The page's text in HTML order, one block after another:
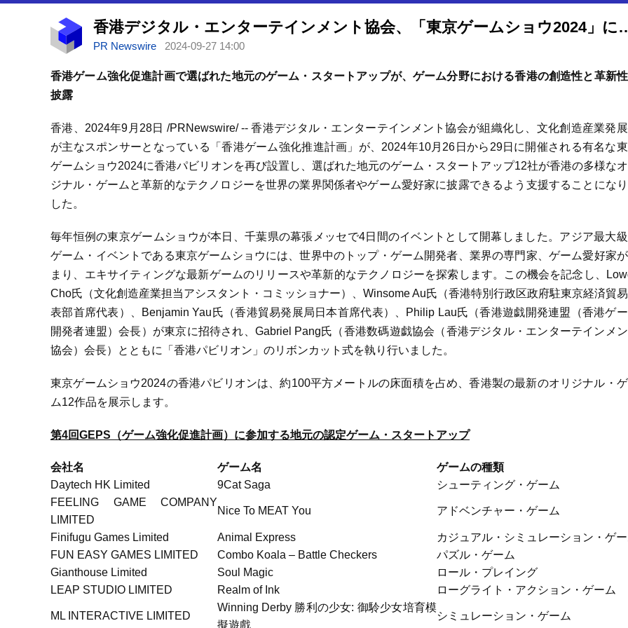
香港デジタル・エンターテインメント協会
PR Newswire 2024-09-27 14:00
香港ゲーム強化促進計画で選ばれた地元のゲーム・スタートアップが、ゲーム分野における香港の創造性と革新
披露
香港、2024年9月28日 /PRNewswire/ -- 香港デジタル・エンターテインメント協会が組織化し、文化創造産業発
が主なスポンサーとなっている「香港ゲーム強化推進計画」が、2024年10月26日から29日に開催される有名な
ゲームショウ2024に香港パビリオンを再び設置し、選ばれた地元のゲーム・スタートアップ12社が香港の多様なオ
ジナル・ゲームと革新的なテクノロジーを世界の業界関係者やゲーム愛好家に披露できるよう支援することになり
した。
毎年恒例の東京ゲームショウが本日、千葉県の幕張メッセで4日間のイベントとして開幕しました。アジア最大
ゲーム・イベントである東京ゲームショウには、世界中のトップ・ゲーム開発者、業界の専門家、ゲーム愛好家
まり、エキサイティングな最新ゲームのリリースや革新的なテクノロジーを探索します。この機会を記念し、
Cho氏（文化創造産業担当アシスタント・コミッショナー）、Winsome Au氏（香港特別行政区政府駐東京経済貿
表部首席代表）、Benjamin Yau氏（香港貿易発展局日本首席代表）、Philip Lau氏（香港遊戯開発連盟（香港ゲ
開発者連盟）会長）が東京に招待され、Gabriel Pang氏（香港数碼遊戯協会（香港デジタル・エンターテインメン
協会）会長）とともに「香港パビリオン」のリボンカット式を執り行いました。
東京ゲームショウ2024の香港パビリオンは、約100平方メートルの床面積を占め、香港製の最新のオリジナル・
ム12作品を展示します。
第4回GEPS （ゲーム強化促進計画）に参加する地元の認定ゲーム・スタートアップ
会社名 ゲーム名
ゲームの種類
Daytech HK Limited
9Cat Saga
シューティング・ゲーム
FEELING GAME COMPANY
LIMITED
Nice To MEAT You アドベンチャー・ゲーム
Finifugu Games Limited Animal Express
カジュアル・シミュレーション・ゲ
FUN EASY GAMES LIMITED
Combo Koala – Battle Checkers
パズル・ゲーム
Gianthouse Limited
Soul Magic
ロール・プレイング
LEAP STUDIO LIMITED
Realm of Ink ローグライト・アクション・ゲーム
ML INTERACTIVE LIMITED
Winning Derby 勝利の少女: 御駖少女培育模
擬遊戲
シミュレーション・ゲーム